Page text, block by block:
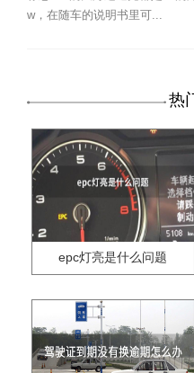
w，在随车的说明书里可...
热
epc灯亮是什么问题